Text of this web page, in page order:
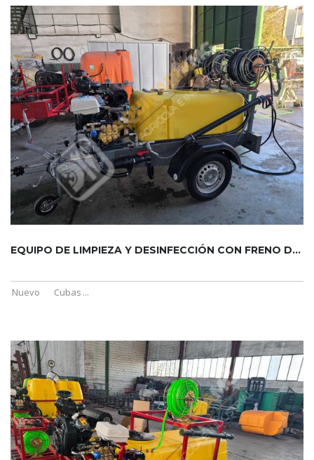
EQUIPO DE LIMPIEZA Y DESINFECCIÓN CON FRENO DE INERCIA
Nuevo Cubas ...